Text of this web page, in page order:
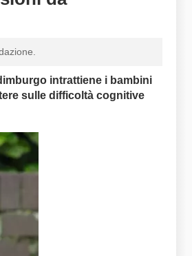
intrattiene i bambini
sulle difficoltà cognitive